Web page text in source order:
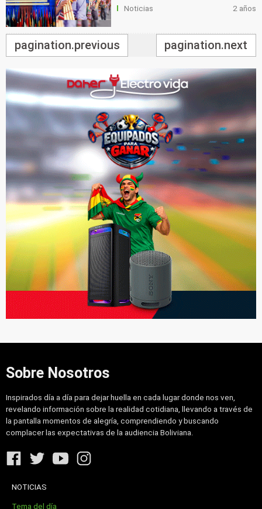
Noticias 2 años
pagination.previous pagination.next
Sobre Nosotros
Inspirados día a día para dejar huella en cada lugar donde nos ven,
revelando información sobre la realidad cotidiana, llevando a través de
la pantalla momentos de alegría, comprendiendo y buscando
complacer las expectativas de la audiencia Boliviana.
NOTICIAS
Tema del día